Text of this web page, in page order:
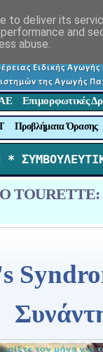
Επιμορφωτικές
Προβλήματα Όρασης
*
to deliver its
and
abuse.